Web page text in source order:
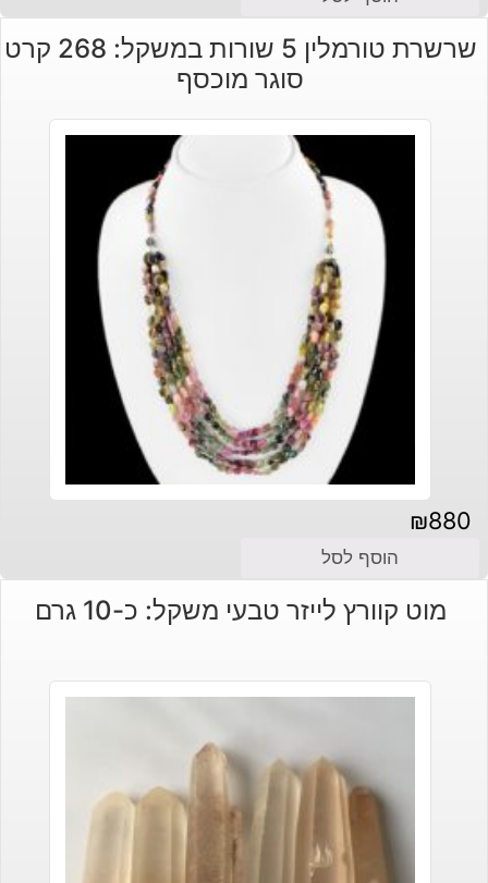
המקורי
היה:
הנוכחי
הוא:
שרשרת טורמלין 5 שורות במשקל: 268 קרט
סוגר מוכסף
₪880
הוסף לסל
מוט קוורץ לייזר טבעי משקל: כ-10 גרם